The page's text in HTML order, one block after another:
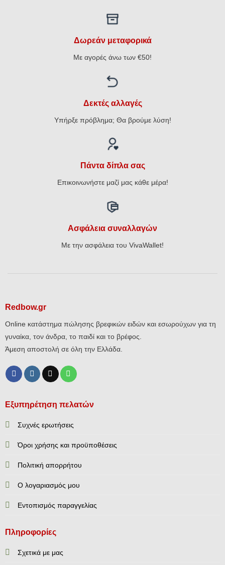
Δωρεάν μεταφορικά
Με αγορές άνω των €50!
Δεκτές αλλαγές
Υπήρξε πρόβλημα; Θα βρούμε λύση!
Πάντα δίπλα σας
Επικοινωνήστε μαζί μας κάθε μέρα!
Ασφάλεια συναλλαγών
Με την ασφάλεια του VivaWallet!
Redbow.gr
Online κατάστημα πώλησης βρεφικών ειδών και εσωρούχων για τη
γυναίκα, τον άνδρα, το παιδί και το βρέφος.
Άμεση αποστολή σε όλη την Ελλάδα.
Εξυπηρέτηση πελατών
Συχνές ερωτήσεις
Όροι χρήσης και προϋποθέσεις
Πολιτική απορρήτου
Ο λογαριασμός μου
Εντοπισμός παραγγελίας
Πληροφορίες
Σχετικά με μας